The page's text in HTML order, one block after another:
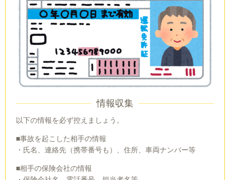
情報収集
以下の情報を必ず控えましょう。
■事故を起こした相手の情報
・氏名、連絡先（携帯番号も）、住所、車両ナンバー等
■相手の保険会社の情報